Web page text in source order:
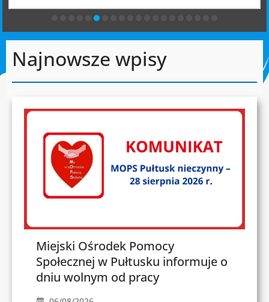
Najnowsze wpisy
Miejski Ośrodek Pomocy
Społecznej w Pułtusku informuje o
dniu wolnym od pracy